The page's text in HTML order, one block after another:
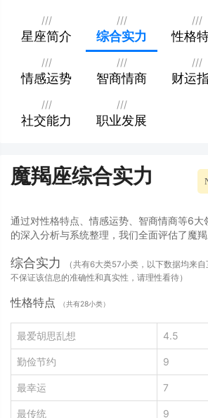
No.12社交
职业发展
///
星座简介
///
综合实力
///
性格
///
情感运势
///
智商情商
///
财运
///
社交能力
///
职业发展
魔羯座综合实力
通过对性格特点、情感运势、智商情商等6
的深入分析与系统整理，我们全面评估了魔羯
综合实力
（共有6大类57小类，以下数据均来
不保证该信息的准确性和真实性，请理性看待）
性格特点 （共有28小类）
最爱胡思乱想 4.5
勤俭节约 9
最幸运 7
最传统 9